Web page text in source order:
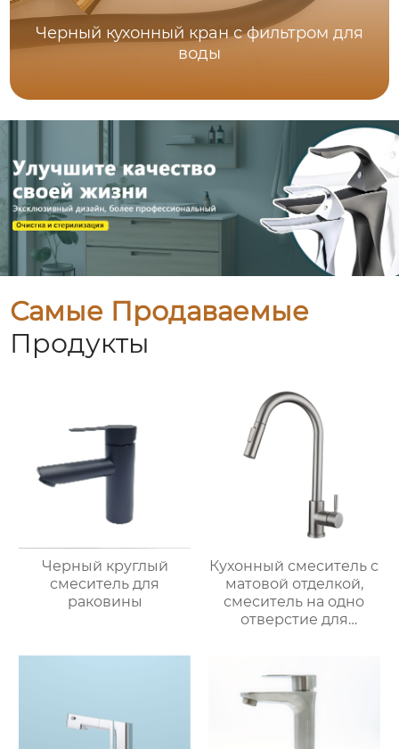
Черный кухонный кран с фильтром для
воды
Самые Продаваемые
Продукты
Черный круглый
смеситель для
раковины
Кухонный смеситель с
матовой отделкой,
смеситель на одно
отверстие для